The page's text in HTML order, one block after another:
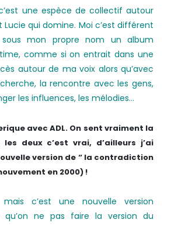
une espèce de collectif autour
Lucie qui domine. Moi c’est différent
mon propre nom un album
comme si on entrait dans une
autour de ma voix alors qu’avec
la rencontre avec les gens,
les influences, les mélodies…
avec ADL. On sent vraiment la
deux c’est vrai, d’ailleurs j’ai
version de “ la contradiction
en 2000) !
c’est une nouvelle version
qu’on ne pas faire la version du